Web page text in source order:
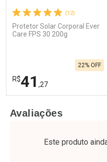
(12)
Protetor Solar Corporal Ever
Care FPS 30 200g
R$41 ,27
22% OFF
Laboratório
Por Menos
Avaliações
Este produto